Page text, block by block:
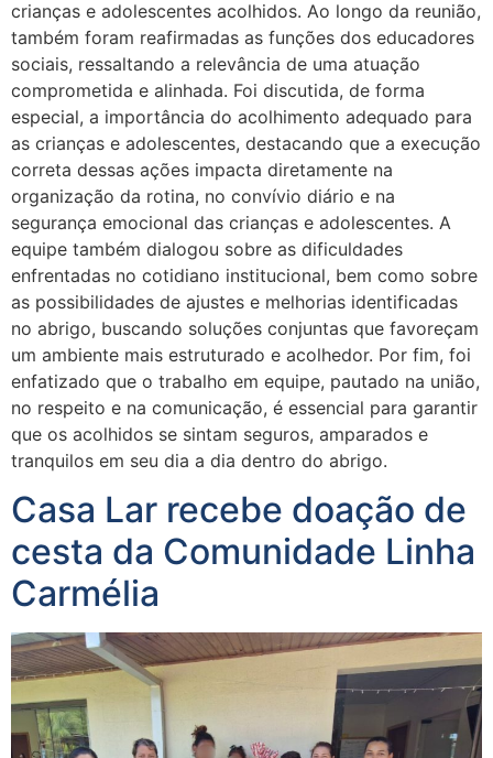
crianças e adolescentes acolhidos. Ao longo da reunião,
também foram reafirmadas as funções dos educadores
sociais, ressaltando a relevância de uma atuação
comprometida e alinhada. Foi discutida, de forma
especial, a importância do acolhimento adequado para
as crianças e adolescentes, destacando que a execução
correta dessas ações impacta diretamente na
organização da rotina, no convívio diário e na
segurança emocional das crianças e adolescentes. A
equipe também dialogou sobre as dificuldades
enfrentadas no cotidiano institucional, bem como sobre
as possibilidades de ajustes e melhorias identificadas
no abrigo, buscando soluções conjuntas que favoreçam
um ambiente mais estruturado e acolhedor. Por fim, foi
enfatizado que o trabalho em equipe, pautado na união,
no respeito e na comunicação, é essencial para garantir
que os acolhidos se sintam seguros, amparados e
tranquilos em seu dia a dia dentro do abrigo.
Casa Lar recebe doação de
cesta da Comunidade Linha
Carmélia